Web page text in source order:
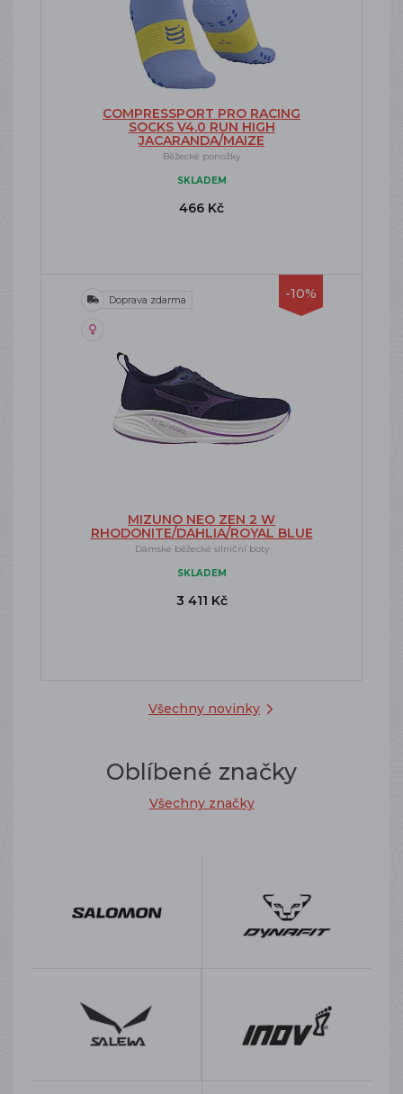
Všechny novinky
COMPRESSPORT PRO RACING
SOCKS V4.0 RUN HIGH
JACARANDA/MAIZE
Běžecké ponožky
SKLADEM
466 Kč
-10%
Doprava zdarma
MIZUNO NEO ZEN 2 W
RHODONITE/DAHLIA/ROYAL BLUE
Dámské běžecké silniční boty
SKLADEM
3 411 Kč
Oblíbené značky
Všechny značky